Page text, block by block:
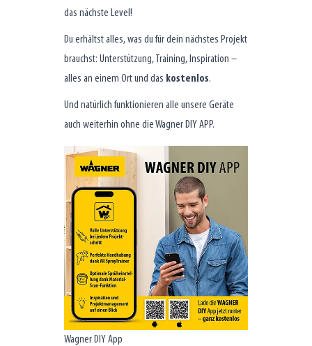
das nächste Level!
Du erhältst alles, was du für dein nächstes Projekt
brauchst: Unterstützung, Training, Inspiration –
alles an einem Ort und das kostenlos.
Und natürlich funktionieren alle unsere Geräte
auch weiterhin ohne die Wagner DIY APP.
Wagner DIY App